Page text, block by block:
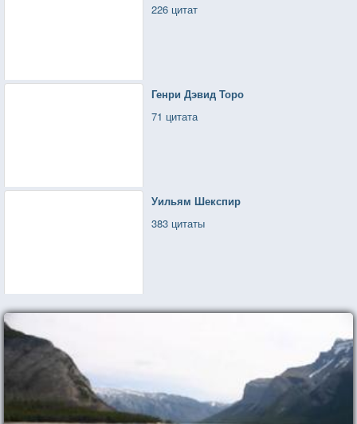
226 цитат
Генри Дэвид Торо
71 цитата
Уильям Шекспир
383 цитаты